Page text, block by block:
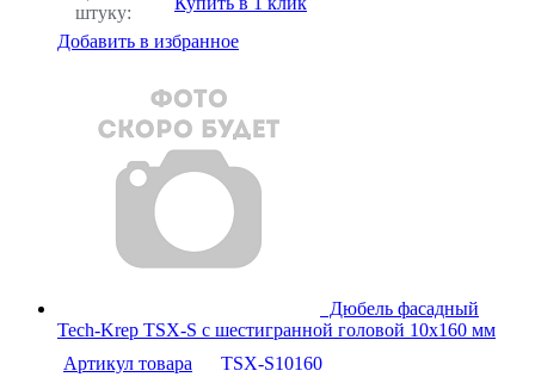
штуку:
Добавить в избранное
Дюбель фасадный
Tech-Krep TSX-S с шестигранной головой 10х160 мм
Артикул товара
TSX-S10160